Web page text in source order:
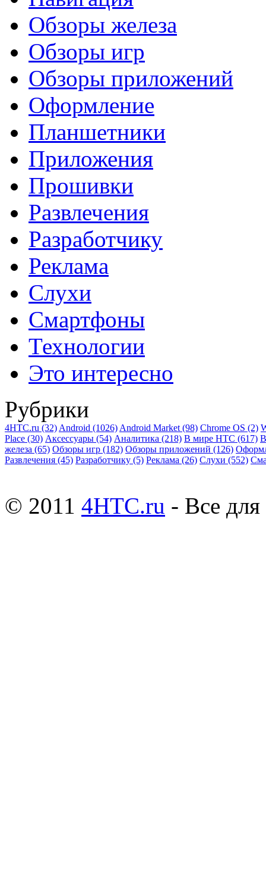
Обзоры железа
Обзоры игр
Обзоры приложений
Оформление
Планшетники
Приложения
Прошивки
Развлечения
Разработчику
Реклама
Слухи
Смартфоны
Технологии
Это интересно
Рубрики
4HTC.ru (32) Android (1026) Android Market (98) Chrome OS (2)
Place (30) Аксессуары (54) Аналитика (218) В мире HTC (617)
железа (65) Обзоры игр (182) Обзоры приложений (126)
Развлечения (45) Разработчику (5) Реклама (26) Слухи (552)
© 2011 4HTC.ru - Все